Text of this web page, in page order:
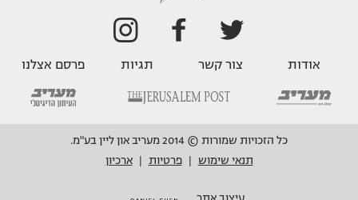
אודות צור קשר תגיות פרסם אצלנו
כל הזכויות שמורות © 2014 מעריב און ליין בע"מ.
תנאי שימוש
פרטיות ארכיון